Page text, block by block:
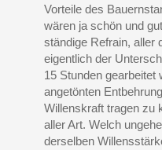
Vorteile des
wären ja schön und
ständige Refrain, aller
eigentlich der
15 Stunden gearbeitet
angetönten
Willenskraft tragen zu
aller Art. Welch
derselben